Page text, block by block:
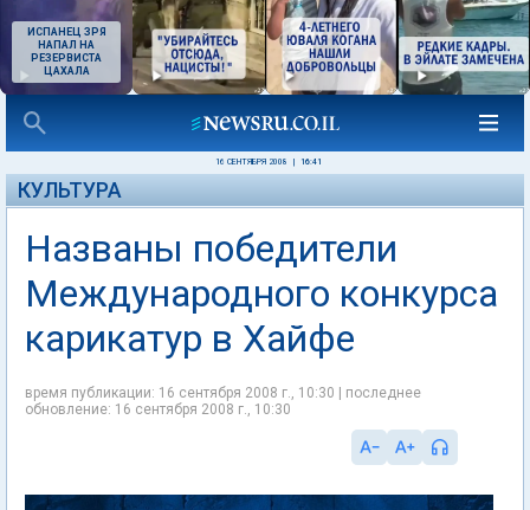
ИСПАНЕЦ ЗРЯ
НАПАЛ НА
РЕЗЕРВИСТА
ЦАХАЛА
16 СЕНТЯБРЯ 2008 16:41
КУЛЬТУРА
Названы победители
Международного конкурса
карикатур в Хайфе
время публикации: 16 сентября 2008 г., 10:30 | последнее
обновление: 16 сентября 2008 г., 10:30